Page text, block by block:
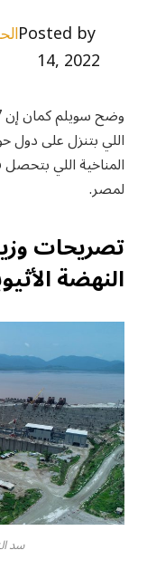
Posted by ‎
14, 2022
اللي بتنزل على دول
المناخية اللي
لمصر.
تصريحات
النهضة
سد